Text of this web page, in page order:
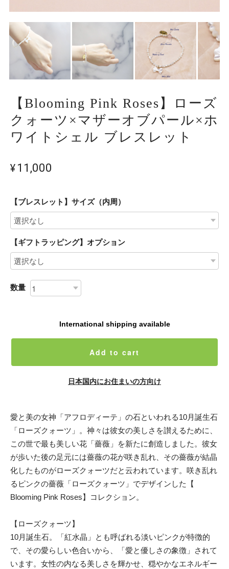
【Blooming Pink Roses】ローズ
クォーツ×マザーオブパール×ホ
ワイトシェル ブレスレット
¥11,000
【ブレスレット】サイズ（内周）
【ギフトラッピング】オプション
数量
International shipping available
Add to cart
日本国内にお住まいの方向け
愛と美の女神「アフロディーテ」の石といわれる10月誕生石
「ローズクォーツ」。神々は彼女の美しさを讃えるために、
この世で最も美しい花「薔薇」を新たに創造しました。彼女
が歩いた後の足元には薔薇の花が咲き乱れ、その薔薇が結晶
化したものがローズクォーツだと云われています。咲き乱れ
るピンクの薔薇「ローズクォーツ」でデザインした【
Blooming Pink Roses】コレクション。
【ローズクォーツ】
10月誕生石。「紅水晶」とも呼ばれる淡いピンクが特徴的
で、その愛らしい色合いから、「愛と優しさの象徴」されて
います。女性の内なる美しさを輝かせ、穏やかなエネルギー